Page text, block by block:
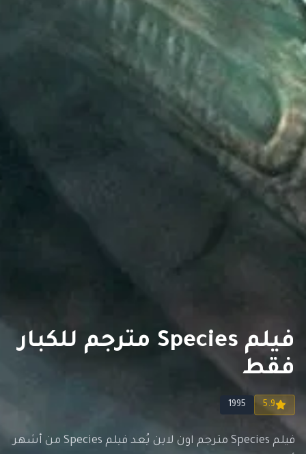
فيلم Species مترجم للكبار
فقط
5.9
1995
فيلم Species مترجم اون لاين يُعد فيلم Species من أشهر